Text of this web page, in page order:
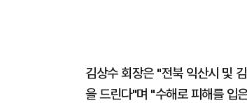
김상수 회장은 "전북 익산시 및
을 드린다"며 "수해로 피해를 입